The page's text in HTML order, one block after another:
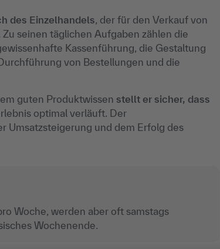
des Einzelhandels, der für den Verkauf von
seinen täglichen Aufgaben zählen die
Kassenführung, die Gestaltung
von Bestellungen und die
guten Produktwissen stellt er sicher, dass
optimal verläuft. Der
Umsatzsteigerung und dem Erfolg des
Woche, werden aber oft samstags
Wochenende.